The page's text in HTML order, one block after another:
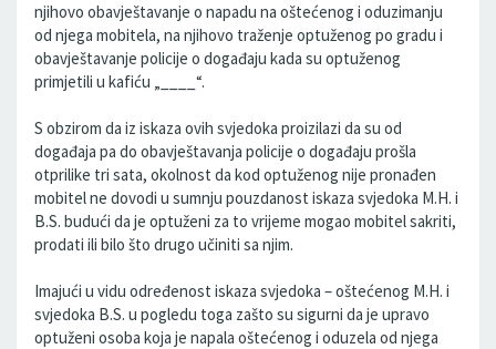
njihovo obavještavanje o napadu na oštećenog i oduzimanju
od njega mobitela, na njihovo traženje optuženog po gradu i
obavještavanje policije o događaju kada su optuženog
primjetili u kafiću „____“.
S obzirom da iz iskaza ovih svjedoka proizilazi da su od
događaja pa do obavještavanja policije o događaju prošla
otprilike tri sata, okolnost da kod optuženog nije pronađen
mobitel ne dovodi u sumnju pouzdanost iskaza svjedoka M.H. i
B.S. budući da je optuženi za to vrijeme mogao mobitel sakriti,
prodati ili bilo što drugo učiniti sa njim.
Imajući u vidu određenost iskaza svjedoka – oštećenog M.H. i
svjedoka B.S. u pogledu toga zašto su sigurni da je upravo
optuženi osoba koja je napala oštećenog i oduzela od njega